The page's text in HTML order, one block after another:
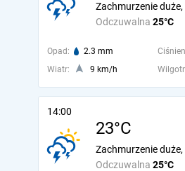
Odczuwalna 25°C
Zachmurzenie
Opad: 2.3 mm
Wiatr:
9 km/h
14:00
23°C
Odczuwalna 25°C
Zachmurzenie